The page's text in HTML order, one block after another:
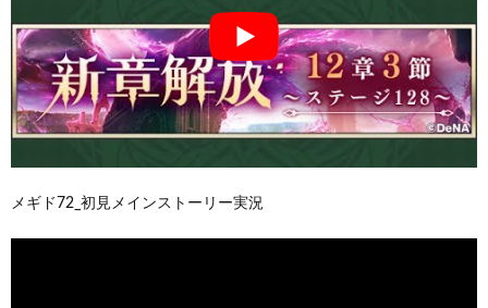
メギド72_初見メインストーリー実況